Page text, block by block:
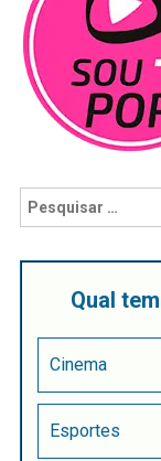
Qual
Cinema
Esportes